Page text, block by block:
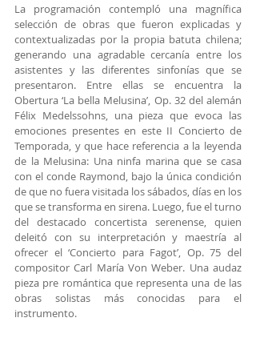
La programación contempló una magnífica
selección de obras que fueron explicadas y
contextualizadas por la propia batuta chilena;
generando una agradable cercanía entre los
asistentes y las diferentes sinfonías que se
presentaron. Entre ellas se encuentra la
Obertura ‘La bella Melusina’, Op. 32 del alemán
Félix Medelssohns, una pieza que evoca las
emociones presentes en este II Concierto de
Temporada, y que hace referencia a la leyenda
de la Melusina: Una ninfa marina que se casa
con el conde Raymond, bajo la única condición
de que no fuera visitada los sábados, días en los
que se transforma en sirena. Luego, fue el turno
del destacado concertista serenense, quien
deleitó con su interpretación y maestría al
ofrecer el ‘Concierto para Fagot’, Op. 75 del
compositor Carl María Von Weber. Una audaz
pieza pre romántica que representa una de las
obras solistas más conocidas para el
instrumento.